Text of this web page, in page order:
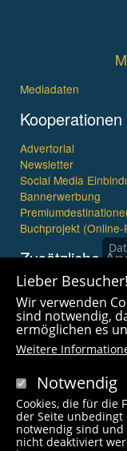
Mediadaten
Advertorial
Newsletter
Social Media
Bannerwerbung
Buchprojekt (Online-
Zusätzliche
Imagefilme und mehr
360° x 360°
Copyright © 2021
Lieber Besucher!
Wir verwenden
sind notwendig,
ermöglichen es
Weitere
Notwendig
Cookies, die für die
der Seite unbedingt
notwendig sind und
nicht deaktiviert